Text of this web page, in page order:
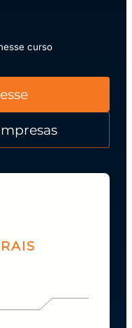
curso